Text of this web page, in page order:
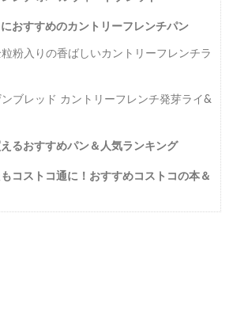
おすすめのカントリーフレンチパン
粉入りの香ばしいカントリーフレンチラ
ブレッド カントリーフレンチ発芽ライ&
るおすすめパン＆人気ランキング
コストコ通に！おすすめコストコの本＆